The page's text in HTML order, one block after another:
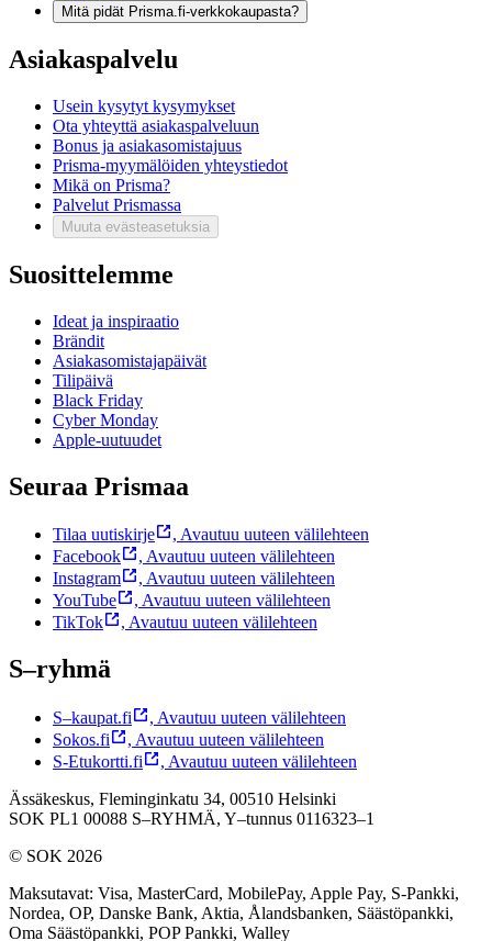
Mitä pidät Prisma.fi-verkkokaupasta?
Asiakaspalvelu
Usein kysytyt kysymykset
Ota yhteyttä asiakaspalveluun
Bonus ja asiakasomistajuus
Prisma-myymälöiden yhteystiedot
Mikä on Prisma?
Palvelut Prismassa
Muuta evästeasetuksia
Suosittelemme
Ideat ja inspiraatio
Brändit
Asiakasomistajapäivät
Tilipäivä
Black Friday
Cyber Monday
Apple-uutuudet
Seuraa Prismaa
Tilaa uutiskirje , Avautuu uuteen välilehteen
Facebook
, Avautuu uuteen välilehteen
Instagram
, Avautuu uuteen välilehteen
YouTube
, Avautuu uuteen välilehteen
TikTok
, Avautuu uuteen välilehteen
S–ryhmä
S–kaupat.fi , Avautuu uuteen välilehteen
Sokos.fi
, Avautuu uuteen välilehteen
S-Etukortti.fi
, Avautuu uuteen välilehteen
Ässäkeskus, Fleminginkatu 34, 00510 Helsinki
SOK PL1 00088 S–RYHMÄ, Y–tunnus 0116323–1
© SOK 2026
Maksutavat: Visa, MasterCard, MobilePay, Apple Pay, S-Pankki,
Nordea, OP, Danske Bank, Aktia, Ålandsbanken, Säästöpankki,
Oma Säästöpankki, POP Pankki, Walley